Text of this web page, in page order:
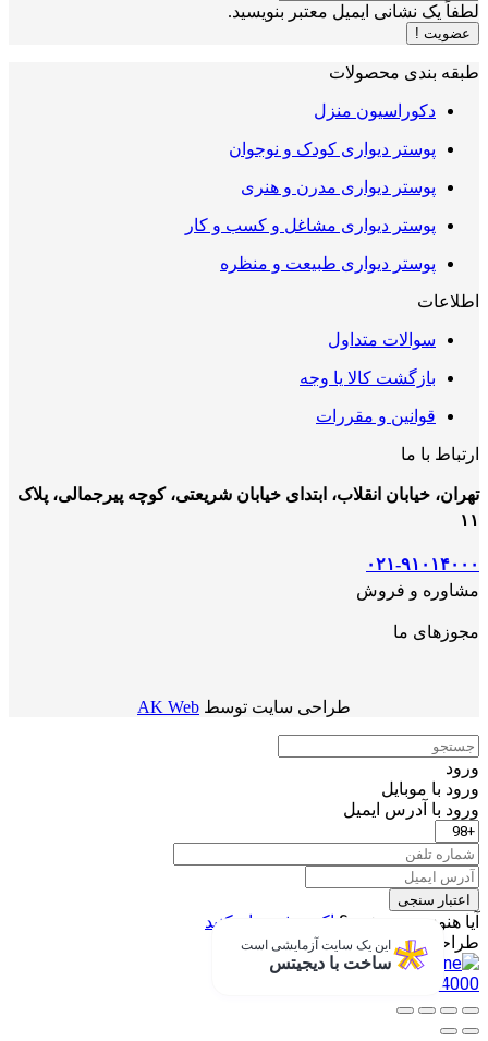
لطفاً یک نشانی ایمیل معتبر بنویسید.
عضویت !
طبقه بندی محصولات
دکوراسیون منزل
پوستر دیواری کودک و نوجوان
پوستر دیواری مدرن و هنری
پوستر دیواری مشاغل و کسب و کار
پوستر دیواری طبیعت و منظره
اطلاعات
سوالات متداول
بازگشت کالا یا وجه
قوانین و مقررات
ارتباط با ما
تهران، خیابان انقلاب، ابتدای خیابان شریعتی، کوچه پیرجمالی، پلاک
۱۱
۰۲۱-۹۱۰۱۴۰۰۰
مشاوره و فروش
مجوزهای ما
طراحی سایت توسط AK Web
ورود
ورود با موبایل
ورود با ‫آدرس ایمیل
اعتبار سنجی
آیا هنوز عضو نشده؟ اکنون ثبت نام کنید
این یک سایت آزمایشی است
ساخت با دیجیتس
طراحی شده با دیجیتس
021-91014000